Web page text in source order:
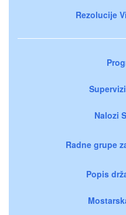
Rezolucije
Nalozi
Radne grupe
Popis